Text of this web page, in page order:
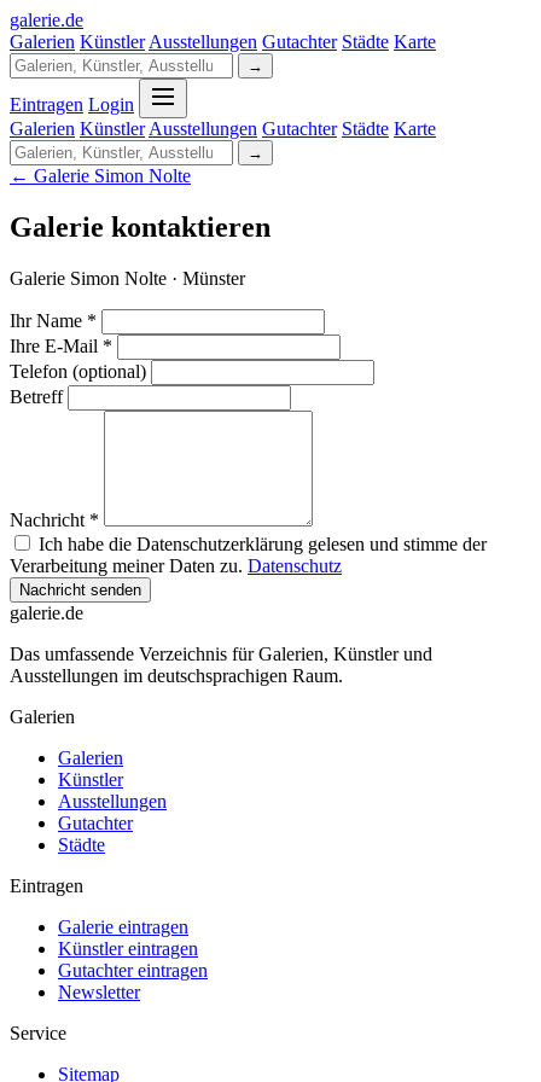
galerie.de
Galerien Künstler Ausstellungen Gutachter Städte Karte
→
Eintragen Login
Galerien Künstler Ausstellungen Gutachter Städte Karte
→
← Galerie Simon Nolte
Galerie kontaktieren
Galerie Simon Nolte · Münster
Ihr Name *
Ihre E-Mail *
Telefon (optional)
Betreff
Nachricht *
Ich habe die Datenschutzerklärung gelesen und stimme der
Verarbeitung meiner Daten zu. Datenschutz
Nachricht senden
galerie.de
Das umfassende Verzeichnis für Galerien, Künstler und
Ausstellungen im deutschsprachigen Raum.
Galerien
Galerien
Künstler
Ausstellungen
Gutachter
Städte
Eintragen
Galerie eintragen
Künstler eintragen
Gutachter eintragen
Newsletter
Service
Sitemap